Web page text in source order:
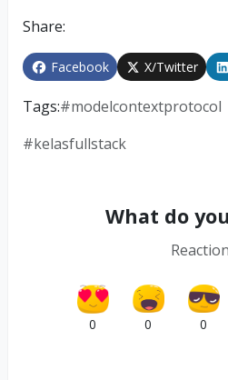
Share:
Facebook X/Twitter
Tags:#modelcontextprotocol
#kelasfullstack
What do
0 0 0